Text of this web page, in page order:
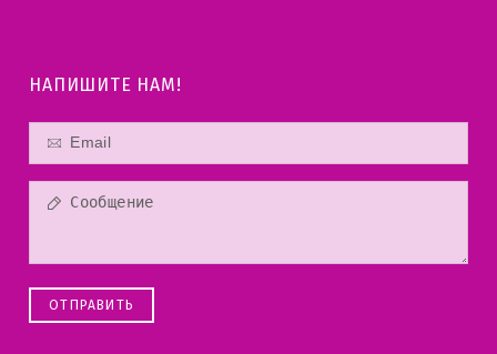
НАПИШИТЕ НАМ!
ОТПРАВИТЬ